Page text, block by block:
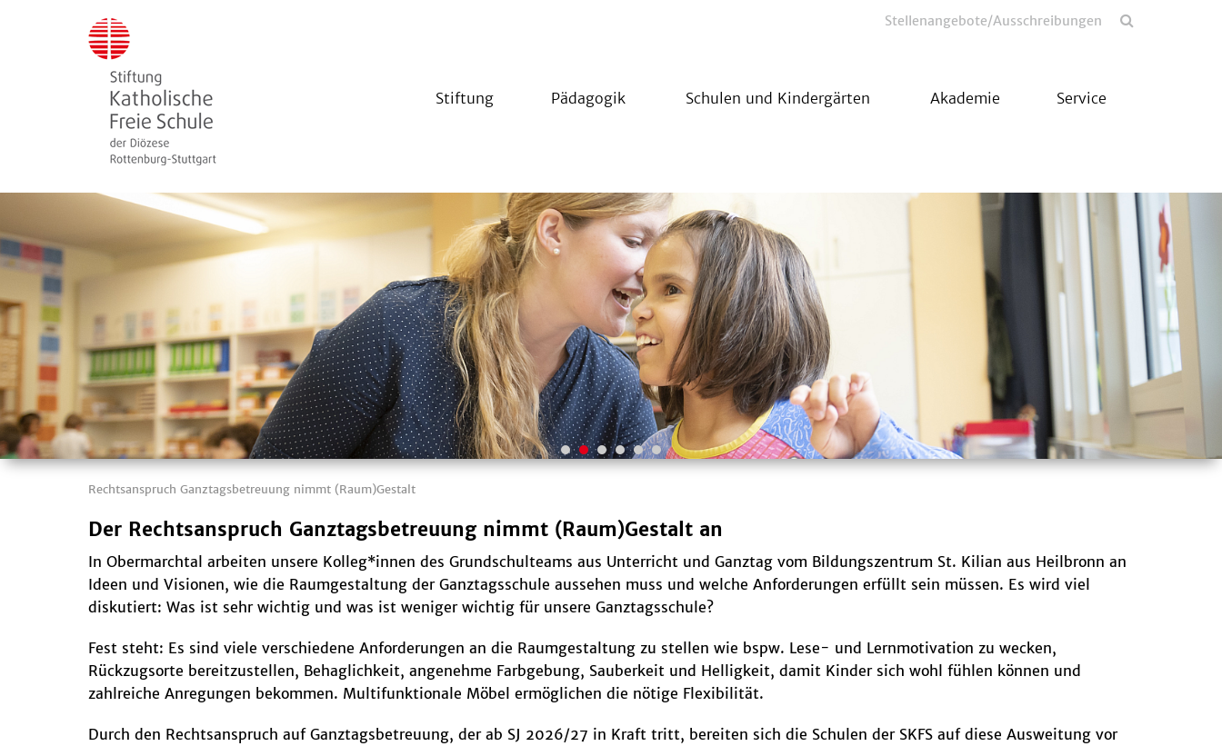
Stellenangebote/Ausschreibungen
Stiftung Pädagogik Schulen und Kindergärten Akademie Service
Rechtsanspruch Ganztagsbetreuung nimmt (Raum)Gestalt
Der Rechtsanspruch Ganztagsbetreuung nimmt (Raum)Gestalt an
In Obermarchtal arbeiten unsere Kolleg*innen des Grundschulteams aus Unterricht und Ganztag vom Bildungszentrum St. Kilian aus Heilbronn an
Ideen und Visionen, wie die Raumgestaltung der Ganztagsschule aussehen muss und welche Anforderungen erfüllt sein müssen. Es wird viel
diskutiert: Was ist sehr wichtig und was ist weniger wichtig für unsere Ganztagsschule?
Fest steht: Es sind viele verschiedene Anforderungen an die Raumgestaltung zu stellen wie bspw. Lese- und Lernmotivation zu wecken,
Rückzugsorte bereitzustellen, Behaglichkeit, angenehme Farbgebung, Sauberkeit und Helligkeit, damit Kinder sich wohl fühlen können und
zahlreiche Anregungen bekommen. Multifunktionale Möbel ermöglichen die nötige Flexibilität.
Durch den Rechtsanspruch auf Ganztagsbetreuung, der ab SJ 2026/27 in Kraft tritt, bereiten sich die Schulen der SKFS auf diese Ausweitung vor